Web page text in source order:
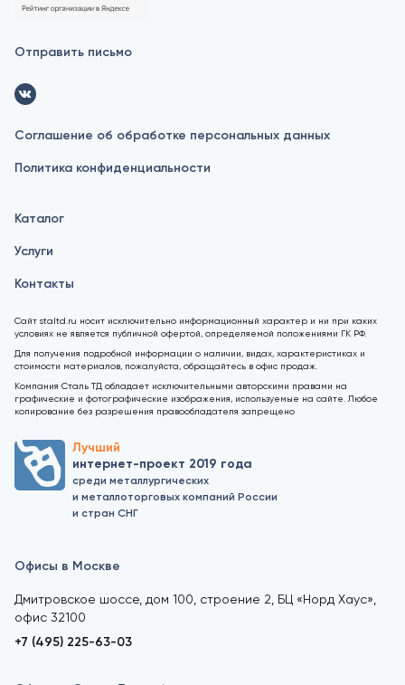
Отправить письмо
Соглашение об обработке персональных данных
Политика конфиденциальности
Каталог
Услуги
Контакты
Сайт staltd.ru носит исключительно информационный характер и ни при каких
условиях не является публичной офертой, определяемой положениями ГК РФ.
Для получения подробной информации о наличии, видах, характеристиках и
стоимости материалов, пожалуйста, обращайтесь в офис продаж.
Компания Сталь ТД обладает исключительными авторскими правами на
графические и фотографические изображения, используемые на сайте. Любое
копирование без разрешения правообладателя запрещено
Лучший
интернет-проект 2019 года
среди металлургических
и металлоторговых компаний России
и стран СНГ
Офисы в Москве
Дмитровское шоссе, дом 100, строение 2, БЦ «Норд Хаус»,
офис 32100
+7 (495) 225-63-03